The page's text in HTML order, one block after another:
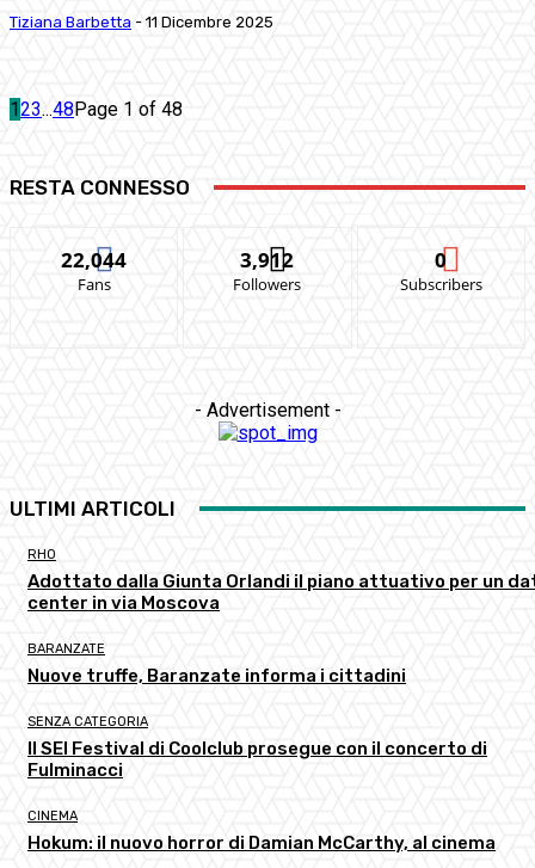
Tiziana Barbetta - 11 Dicembre 2025
123...48Page 1 of 48
RESTA CONNESSO
22,044
Fans
3,912
Followers
0
Subscribers
- Advertisement -
ULTIMI ARTICOLI
RHO
Adottato dalla Giunta Orlandi il piano attuativo per un
center in via Moscova
BARANZATE
Nuove truffe, Baranzate informa i cittadini
SENZA CATEGORIA
Il SEI Festival di Coolclub prosegue con il concerto di
Fulminacci
CINEMA
Hokum: il nuovo horror di Damian McCarthy, al cinema